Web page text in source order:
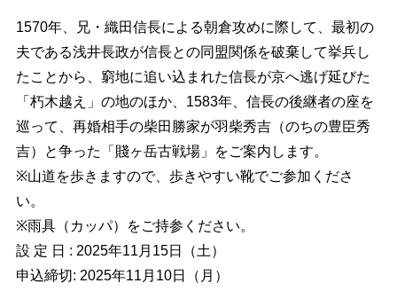
1570年、兄・織田信長による朝倉攻めに際して、最初の
夫である浅井長政が信長との同盟関係を破棄して挙兵し
たことから、窮地に追い込まれた信長が京へ逃げ延びた
「朽木越え」の地のほか、1583年、信長の後継者の座を
巡って、再婚相手の柴田勝家が羽柴秀吉（のちの豊臣秀
吉）と争った「賤ヶ岳古戦場」をご案内します。
※山道を歩きますので、歩きやすい靴でご参加くださ
い。
※雨具（カッパ）をご持参ください。
設 定 日 : 2025年11月15日（土）
申込締切: 2025年11月10日（月）